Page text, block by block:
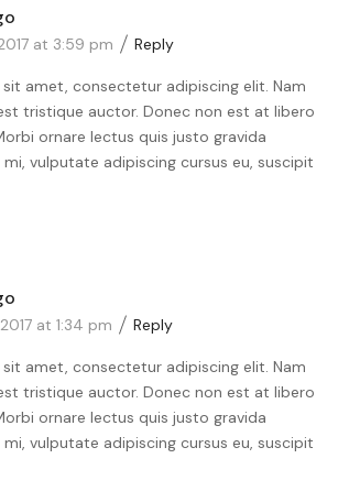
at 3:59 pm Reply
amet, consectetur adipiscing elit. Nam
tristique auctor. Donec non est at libero
ornare lectus quis justo gravida
mi, vulputate adipiscing cursus eu, suscipit
at 1:34 pm Reply
amet, consectetur adipiscing elit. Nam
tristique auctor. Donec non est at libero
ornare lectus quis justo gravida
mi, vulputate adipiscing cursus eu, suscipit